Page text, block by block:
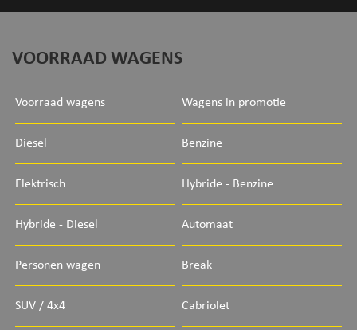
VOORRAAD WAGENS
Voorraad wagens Wagens in promotie
Diesel Benzine
Elektrisch Hybride - Benzine
Hybride - Diesel Automaat
Personen wagen Break
SUV / 4x4 Cabriolet